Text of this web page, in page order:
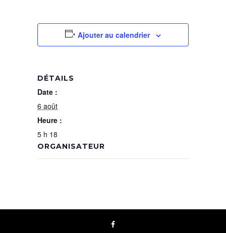
Ajouter au calendrier
DÉTAILS
Date :
6 août
Heure :
5 h 18
ORGANISATEUR